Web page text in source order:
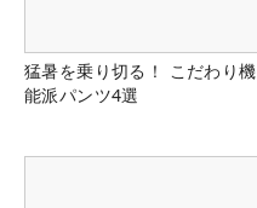
猛暑を乗り切る！ こだわり機
能派パンツ4選